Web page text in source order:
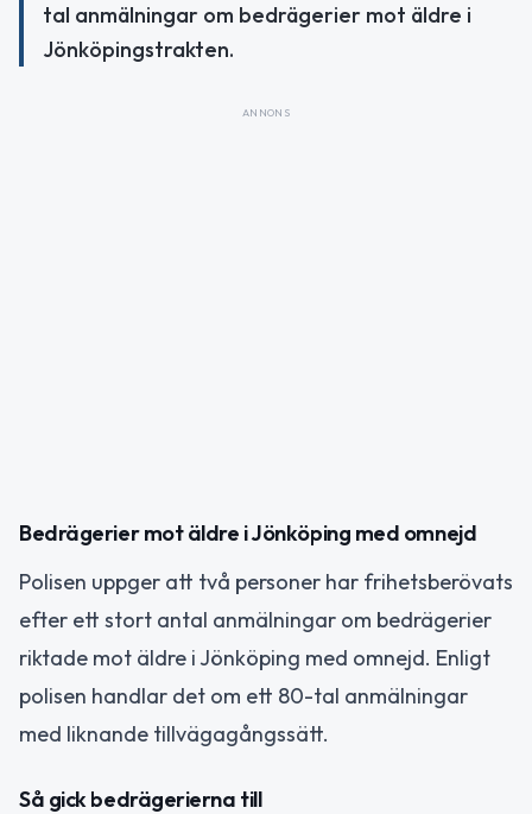
tal anmälningar om bedrägerier mot äldre i
Jönköpingstrakten.
ANNONS
Bedrägerier mot äldre i Jönköping med omnejd
Polisen uppger att två personer har frihetsberövats
efter ett stort antal anmälningar om bedrägerier
riktade mot äldre i Jönköping med omnejd. Enligt
polisen handlar det om ett 80-tal anmälningar
med liknande tillvägagångssätt.
Så gick bedrägerierna till